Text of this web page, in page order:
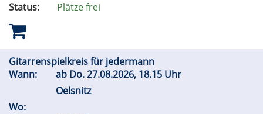
Status:
Plätze frei
Gitarrenspielkreis für jedermann
Wann:
ab Do.27.08.2026, 18.15 Uhr
Oelsnitz
Wo: